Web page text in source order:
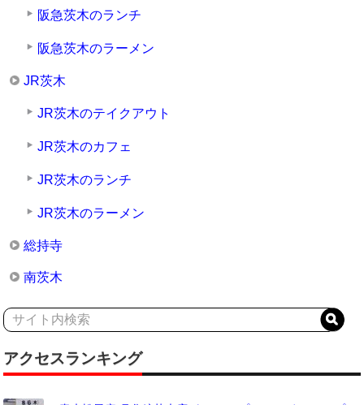
阪急茨木のランチ
阪急茨木のラーメン
JR茨木
JR茨木のテイクアウト
JR茨木のカフェ
JR茨木のランチ
JR茨木のラーメン
総持寺
南茨木
アクセスランキング